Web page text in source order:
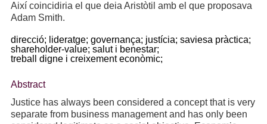
Així coincidiria el que deia Aristòtil amb el que proposava
Adam Smith.
direcció; lideratge; governança; justícia; saviesa pràctica;
shareholder-value; salut i benestar;
treball digne i creixement econòmic;
Abstract
Justice has always been considered a concept that is very
separate from business management and has only been